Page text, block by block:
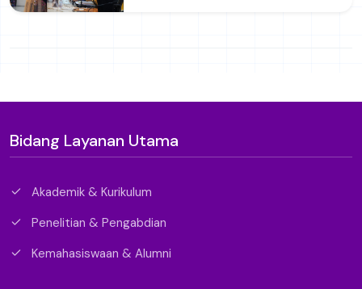
Bidang Layanan Utama
Akademik & Kurikulum
Penelitian & Pengabdian
Kemahasiswaan & Alumni